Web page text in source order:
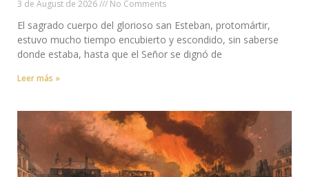
3 de August de 2026 No Comments
El sagrado cuerpo del glorioso san Esteban, protomártir,
estuvo mucho tiempo encubierto y escondido, sin saberse
donde estaba, hasta que el Señor se dignó de
Leer más »